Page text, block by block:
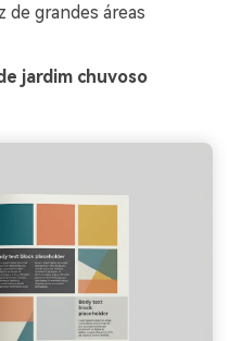
grandes áreas
jardim chuvoso